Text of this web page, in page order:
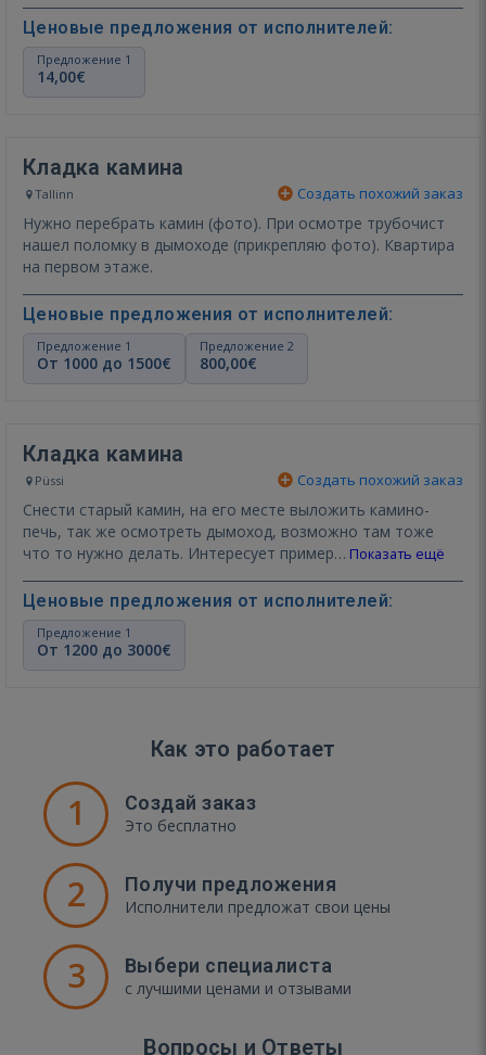
Ценовые предложения от исполнителей:
Предложение 1
14,00€
Кладка камина
Tallinn Создать похожий заказ
Нужно перебрать камин (фото). При осмотре трубочист
нашел поломку в дымоходе (прикрепляю фото). Квартира
на первом этаже.
Ценовые предложения от исполнителей:
Предложение 1
От 1000 до 1500€
Предложение 2
800,00€
Кладка камина
Püssi Создать похожий заказ
Снести старый камин, на его месте выложить камино-
печь, так же осмотреть дымоход, возможно там тоже
что то нужно делать. Интересует пример… Показать ещё
Ценовые предложения от исполнителей:
Предложение 1
От 1200 до 3000€
Как это работает
1 Создай заказ
Это бесплатно
2 Получи предложения
Исполнители предложат свои цены
3 Выбери специалиста
с лучшими ценами и отзывами
Вопросы и Ответы